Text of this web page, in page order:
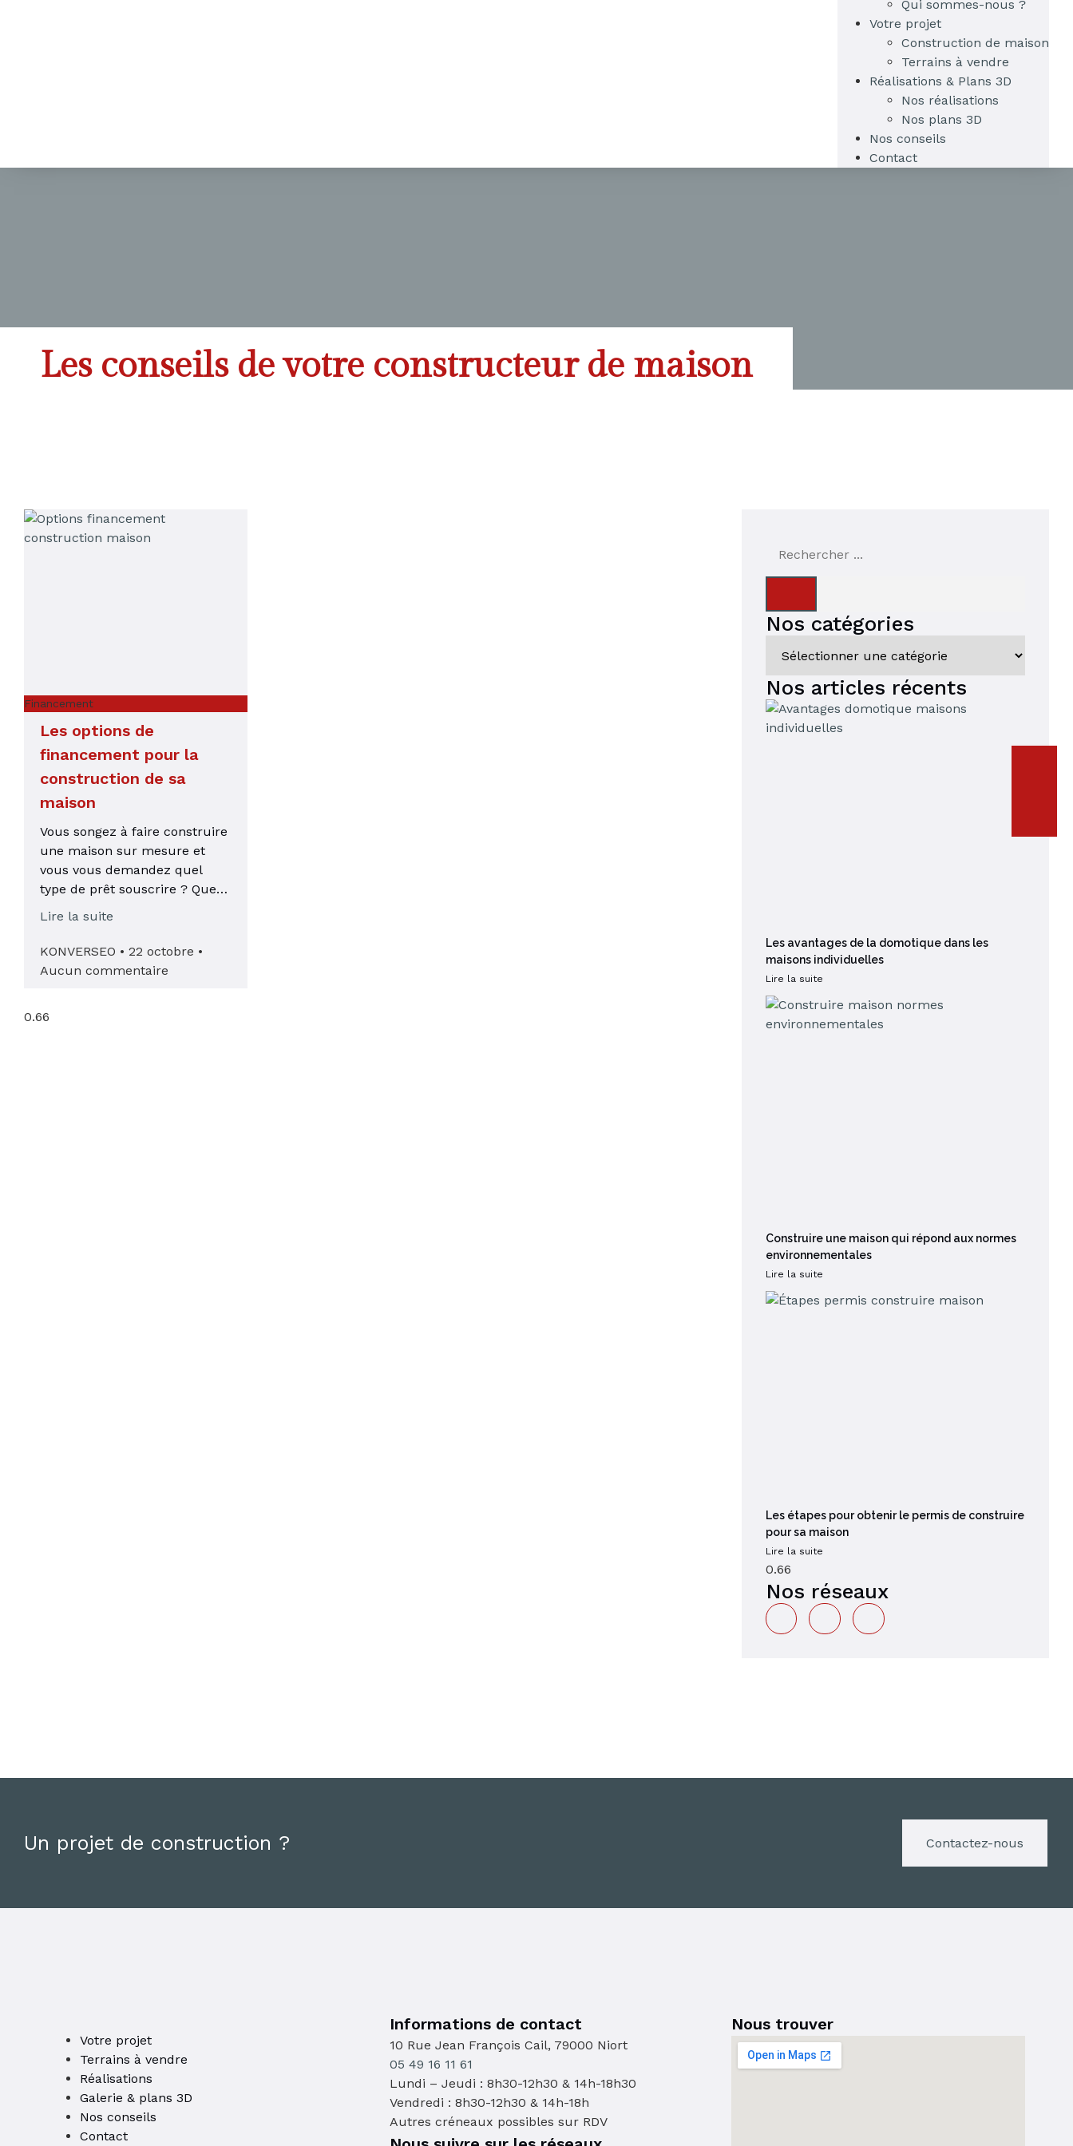
Qui sommes-nous ?
Votre projet
Construction de maison
Terrains à vendre
Réalisations & Plans 3D
Nos réalisations
Nos plans 3D
Nos conseils
Contact
Les conseils de votre constructeur de maison
Financement
Les options de
financement pour la
construction de sa
maison
Vous songez à faire construire
une maison sur mesure et
vous vous demandez quel
type de prêt souscrire ? Que
Lire la suite
KONVERSEO
22 octobre
Aucun commentaire
Nos catégories
Nos articles récents
Les avantages de la domotique dans les
maisons individuelles
Lire la suite
Construire une maison qui répond aux normes
environnementales
Lire la suite
Les étapes pour obtenir le permis de construire
pour sa maison
Lire la suite
Nos réseaux
Un projet de construction ? Contactez-nous
Votre projet
Terrains à vendre
Réalisations
Galerie & plans 3D
Nos conseils
Contact
Informations de contact
10 Rue Jean François Cail, 79000 Niort
05 49 16 11 61
Lundi – Jeudi : 8h30-12h30 & 14h-18h30
Vendredi : 8h30-12h30 & 14h-18h
Autres créneaux possibles sur RDV
Nous trouver